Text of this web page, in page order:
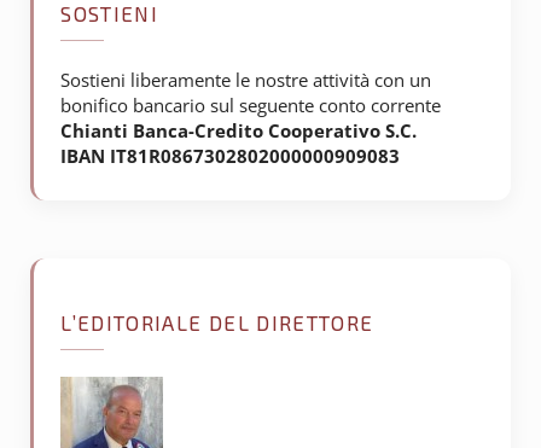
SOSTIENI
Sostieni liberamente le nostre attività con un
bonifico bancario sul seguente conto corrente
Chianti Banca-Credito Cooperativo S.C.
IBAN IT81R0867302802000000909083
L’EDITORIALE DEL DIRETTORE